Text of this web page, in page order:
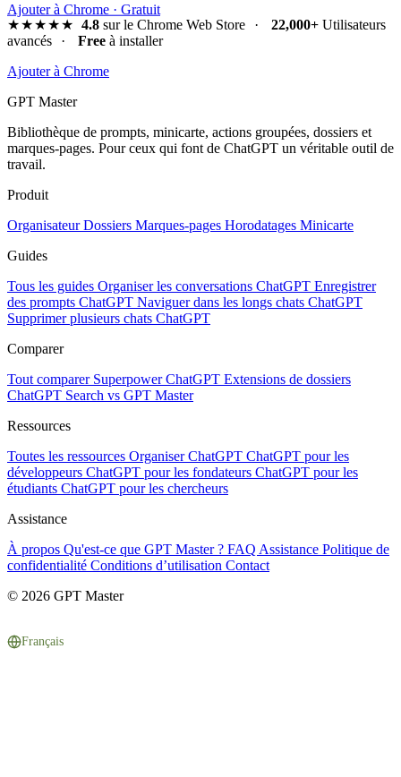
Ajouter à Chrome · Gratuit
★★★★★ 4.8sur le Chrome Web Store · 22,000+Utilisateurs
avancés
· Free à installer
Ajouter à Chrome
GPT Master
Bibliothèque de prompts, minicarte, actions groupées, dossiers et
marques-pages. Pour ceux qui font de ChatGPT un véritable outil de
travail.
Produit
OrganisateurDossiers Marques-pages Horodatages Minicarte
Guides
Tous les guides Organiser les conversations ChatGPT Enregistrer
des prompts ChatGPT Naviguer dans les longs chats ChatGPT
Supprimer plusieurs chats ChatGPT
Comparer
Tout comparer Superpower ChatGPT Extensions de dossiers
ChatGPT Search vs GPT Master
Ressources
Toutes les ressources Organiser ChatGPT ChatGPT pour les
développeurs ChatGPT pour les fondateurs ChatGPT pour les
étudiants ChatGPT pour les chercheurs
Assistance
À propos Qu'est-ce que GPT Master ? FAQ Assistance Politique de
confidentialité Conditions d’utilisation Contact
© 2026 GPT Master
Français